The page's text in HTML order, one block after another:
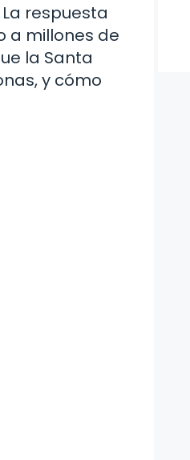
respuesta
a millones de
la Santa
y cómo